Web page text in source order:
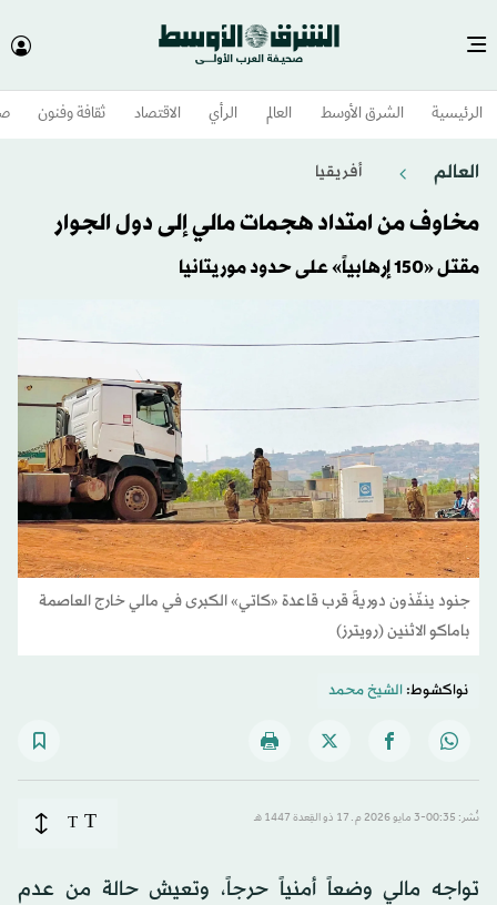
الرئيسية الشرق الأوسط​ العالم الرأي الاقتصاد ثقافة وفنون
العالم أفريقيا
مخاوف من امتداد هجمات مالي إلى دول الجوار
مقتل «150 إرهابياً» على حدود موريتانيا
جنود ينفّذون دوريةً قرب قاعدة «كاتي» الكبرى في مالي خارج العاصمة
باماكو الاثنين (رويترز)
نواكشوط:الشيخ محمد
نُشر: 00:35-3 مايو 2026 م ـ 17 ذو القِعدة 1447 هـ T
T
تواجه مالي وضعاً أمنياً حرجاً، وتعيش حالة من عدم